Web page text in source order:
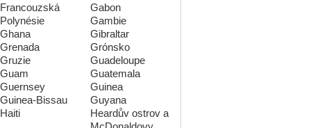
Francouzská
Polynésie
Gabon
Gambie
Ghana
Gibraltar
Grenada
Grónsko
Gruzie
Guadeloupe
Guam
Guatemala
Guernsey
Guinea
Guinea-Bissau
Guyana
Haiti
Heardův ostrov a